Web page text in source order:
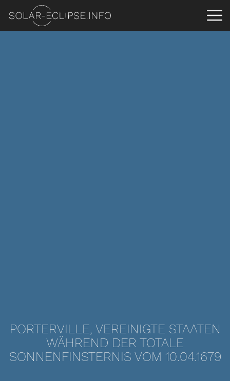
PORTERVILLE, VEREINIGTE STAATEN
WÄHREND DER TOTALE
SONNENFINSTERNIS VOM 10.04.1679